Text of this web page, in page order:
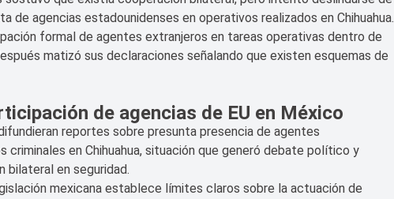
de agencias estadounidenses en operativos realizados en Chihuahua.
formal de agentes extranjeros en tareas operativas dentro de
matizó sus declaraciones señalando que existen esquemas de
de agencias de EU en México
reportes sobre presunta presencia de agentes
en Chihuahua, situación que generó debate político y
bilateral en seguridad.
mexicana establece límites claros sobre la actuación de